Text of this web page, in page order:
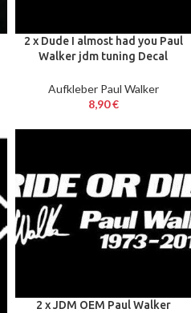
2 x Dude I almost had you Paul
Walker jdm tuning Decal
Aufkleber Paul Walker
8,90€
2 x JDM OEM Paul Walker